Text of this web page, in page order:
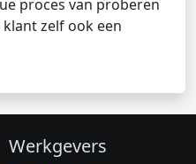
proces van proberen
zelf ook een
Werkgevers